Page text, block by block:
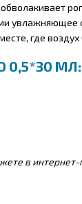
где
0,5*30 МЛ:
в